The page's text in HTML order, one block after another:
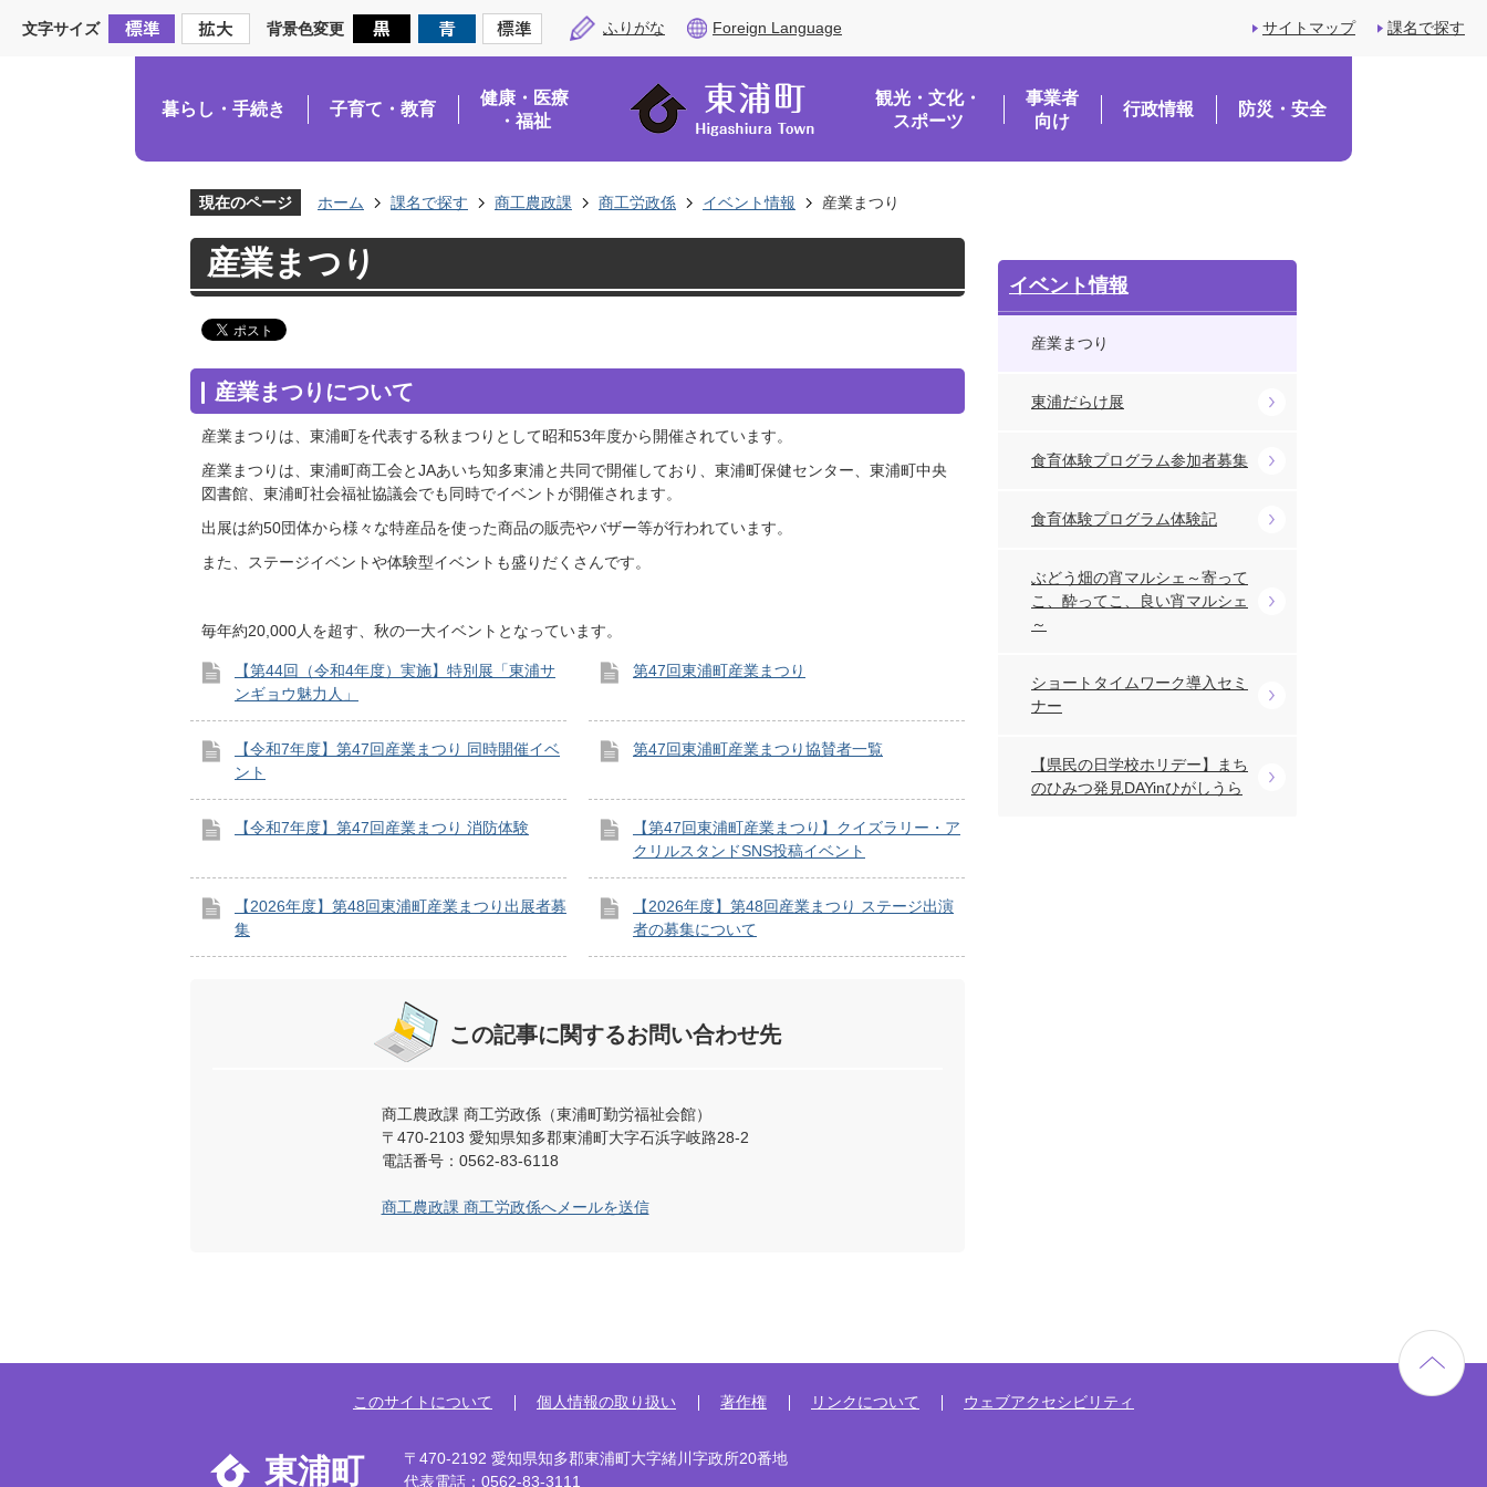
文字サイズ 背景色変更 ふりがな Foreign Language サイトマップ 課名で探す
暮らし・手続き 子育て・教育
健康・医療
・福祉
観光・文化・
スポーツ
事業者
向け
行政情報 防災・安全
現在のページ ホーム 課名で探す 商工農政課 商工労政係 イベント情報 産業まつり
産業まつり
産業まつりについて
産業まつりは、東浦町を代表する秋まつりとして昭和53年度から開催されています。
産業まつりは、東浦町商工会とJAあいち知多東浦と共同で開催しており、東浦町保健センター、東浦町中央
図書館、東浦町社会福祉協議会でも同時でイベントが開催されます。
出展は約50団体から様々な特産品を使った商品の販売やバザー等が行われています。
また、ステージイベントや体験型イベントも盛りだくさんです。
毎年約20,000人を超す、秋の一大イベントとなっています。
【第44回（令和4年度）実施】特別展「東浦サ
ンギョウ魅力人」
第47回東浦町産業まつり
【令和7年度】第47回産業まつり 同時開催イベ
ント
第47回東浦町産業まつり協賛者一覧
【令和7年度】第47回産業まつり 消防体験
【第47回東浦町産業まつり】クイズラリー・ア
クリルスタンドSNS投稿イベント
【2026年度】第48回東浦町産業まつり出展者募
集
【2026年度】第48回産業まつり ステージ出演
者の募集について
この記事に関するお問い合わせ先
商工農政課 商工労政係（東浦町勤労福祉会館）
〒470-2103 愛知県知多郡東浦町大字石浜字岐路28-2
電話番号：0562-83-6118
商工農政課 商工労政係へメールを送信
イベント情報
産業まつり
東浦だらけ展
食育体験プログラム参加者募集
食育体験プログラム体験記
ぶどう畑の宵マルシェ～寄って
こ、酔ってこ、良い宵マルシェ
～
ショートタイムワーク導入セミ
ナー
【県民の日学校ホリデー】まち
のひみつ発見DAYinひがしうら
このサイトについて 個人情報の取り扱い 著作権 リンクについて ウェブアクセシビリティ
東浦町
〒470-2192 愛知県知多郡東浦町大字緒川字政所20番地
代表電話：0562-83-3111